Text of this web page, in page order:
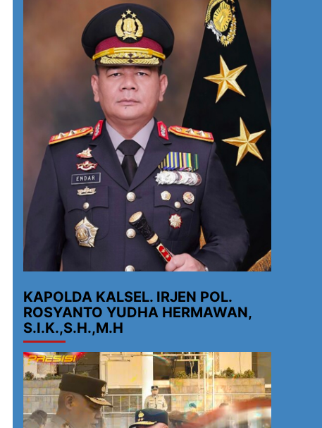
KAPOLDA KALSEL. IRJEN POL.
ROSYANTO YUDHA HERMAWAN,
S.I.K.,S.H.,M.H